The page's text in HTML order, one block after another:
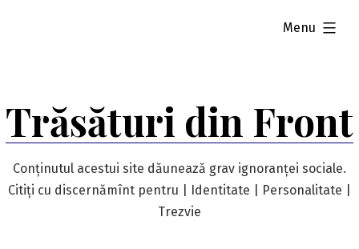
Trăsături din Front
Conținutul acestui site dăunează grav ignoranței sociale.
Citiți cu discernămînt pentru | Identitate | Personalitate |
Trezvie
Menu
expanded